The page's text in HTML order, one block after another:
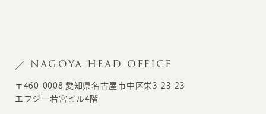
NAGOYA HEAD OFFICE
〒460-0008 愛知県名古屋市中区栄3-23-23
エフジー若宮ビル4階